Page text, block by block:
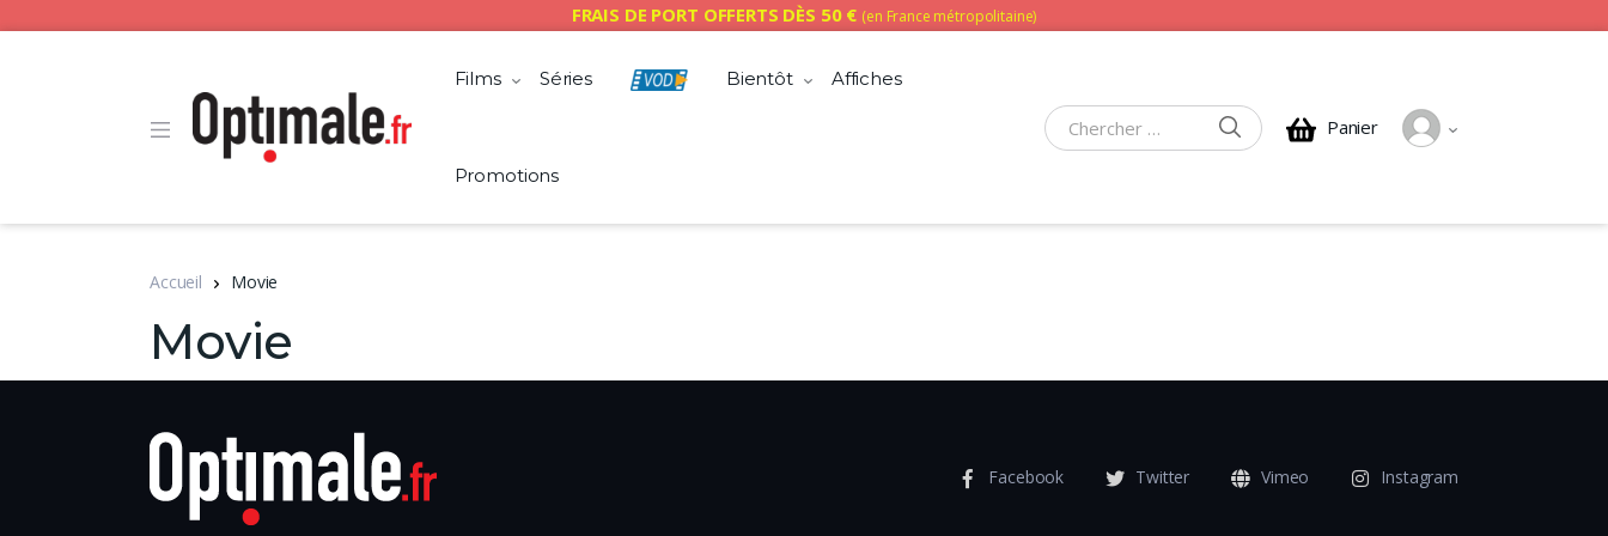
FRAIS DE PORT OFFERTS DÈS 50 € (en France métropolitaine)
Films Séries Bientôt Affiches
Promotions
Chercher :
CHERCHERPanier
Accueil Movie
Movie
Facebook Twitter Vimeo Instagram